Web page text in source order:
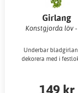
Girlang
Konstgjorda löv -
Underbar
dekorera med i
149 kr